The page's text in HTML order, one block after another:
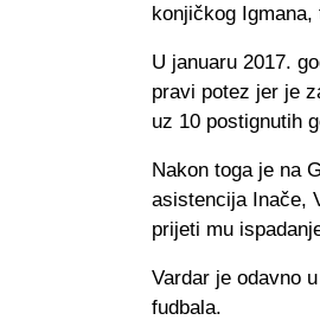
konjičkog
U januaru 2017.
pravi potez jer je
uz 10 postignutih
Nakon toga je na
asistencija Inače,
prijeti mu
Vardar je odavno
fudbala.